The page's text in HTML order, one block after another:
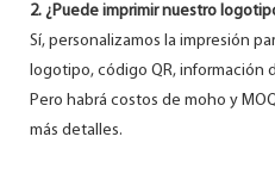
2. ¿Puede imprimir nuestro
Sí, personalizamos la impresión
logotipo, código QR, información
Pero habrá costos de moho y
más detalles.